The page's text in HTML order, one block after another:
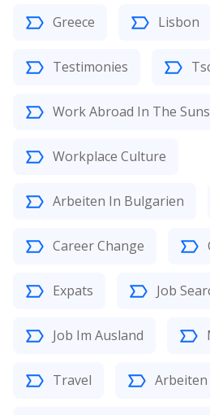
Greece Lisbon
Testimonies
Work Abroad In The
Workplace Culture
Arbeiten In Bulgarien
Career Change
Expats Job
Job Im Ausland
Travel Arbeiten